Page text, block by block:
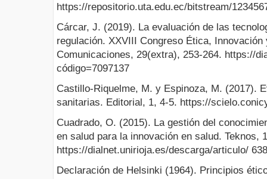
https://repositorio.uta.edu.ec/bitstream/
Cárcar, J. (2019). La evaluación de las
regulación. XXVIII Congreso Ética,
Comunicaciones, 29(extra), 253-264. https://
código=7097137
Castillo-Riquelme, M. y Espinoza, M. (2017).
sanitarias. Editorial, 1, 4-5. https://
Cuadrado, O. (2015). La gestión del
en salud para la innovación en salud. Teknos,
https://dialnet.unirioja.es/descarga/articulo/
Declaración de Helsinki (1964). Principios